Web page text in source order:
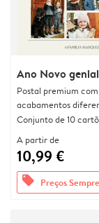
Ano Novo genial
Postal premium
acabamentos
Conjunto de 10
A partir de
10,99 €
offers Preços